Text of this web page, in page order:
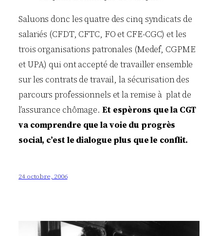
Saluons donc les quatre des cinq syndicats de
salariés (CFDT, CFTC, FO et CFE-CGC) et les
trois organisations patronales (Medef, CGPME
et UPA) qui ont accepté de travailler ensemble
sur les contrats de travail, la sécurisation des
parcours professionnels et la remise à plat de
l’assurance chômage. Et espèrons que la CGT
va comprendre que la voie du progrès
social, c’est le dialogue plus que le conflit.
24 octobre, 2006